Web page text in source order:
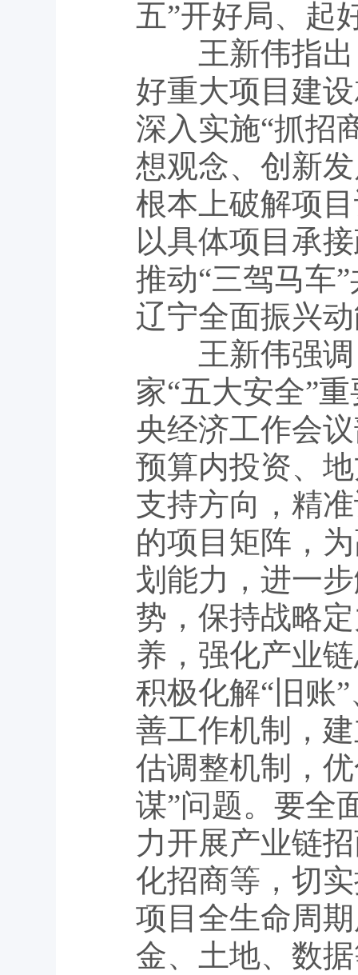
五”开好局、起
王新伟指出
好重大项目建
深入实施“抓招
想观念、创新
根本上破解项
以具体项目承
推动“三驾马车
辽宁全面振兴
王新伟强调
家“五大安全”
央经济工作会
预算内投资、
支持方向，精
的项目矩阵，
划能力，进一
势，保持战略
养，强化产业
积极化解“旧账
善工作机制，
估调整机制，
谋”问题。要全
力开展产业链
化招商等，切
项目全生命周
金、土地、数